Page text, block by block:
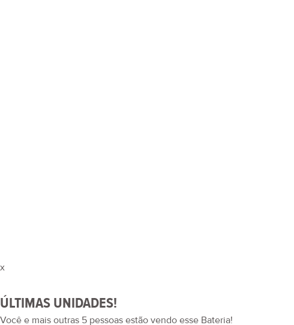
x
ÚLTIMAS UNIDADES!
Você e mais outras 5 pessoas estão vendo esse Bateria!